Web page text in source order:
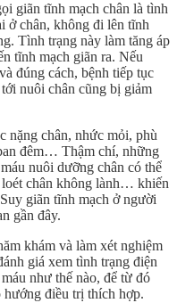
giãn tĩnh mạch chân là tình
ở chân, không đi lên tĩnh
Tình trạng này làm tăng áp
tĩnh mạch giãn ra. Nếu
đúng cách, bệnh tiếp tục
nuôi chân cũng bị giảm
nặng chân, nhức mỏi, phù
đêm… Thậm chí, những
nuôi dưỡng chân có thể
loét chân không lành… khiến
giãn tĩnh mạch ở người
gần đây.
khám và làm xét nghiệm
giá xem tình trạng điện
như thế nào, để từ đó
hướng điều trị thích hợp.